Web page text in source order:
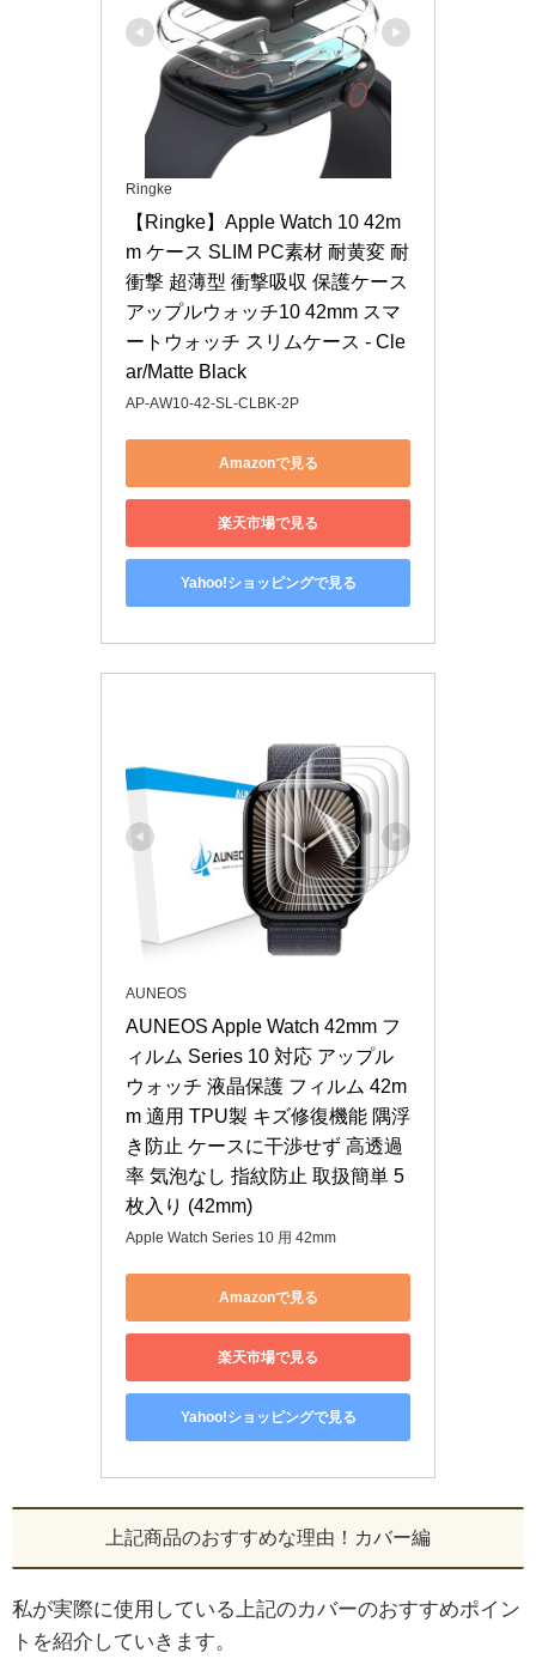
Ringke
【Ringke】Apple Watch 10 42m
m ケース SLIM PC素材 耐黄変 耐
衝撃 超薄型 衝撃吸収 保護ケース
アップルウォッチ10 42mm スマ
ートウォッチ スリムケース - Cle
ar/Matte Black
AP-AW10-42-SL-CLBK-2P
Amazonで見る
楽天市場で見る
Yahoo!ショッピングで見る
AUNEOS
AUNEOS Apple Watch 42mm フ
ィルム Series 10 対応 アップル
ウォッチ 液晶保護 フィルム 42m
m 適用 TPU製 キズ修復機能 隅浮
き防止 ケースに干渉せず 高透過
率 気泡なし 指紋防止 取扱簡単 5
枚入り (42mm)
Apple Watch Series 10 用 42mm
Amazonで見る
楽天市場で見る
Yahoo!ショッピングで見る
上記商品のおすすめな理由！カバー編
私が実際に使用している上記のカバーのおすすめポイン
トを紹介していきます。